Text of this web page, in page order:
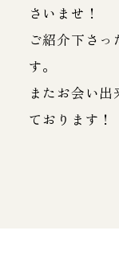
さいませ！
ご紹介下さ
す。
またお会い
ております！